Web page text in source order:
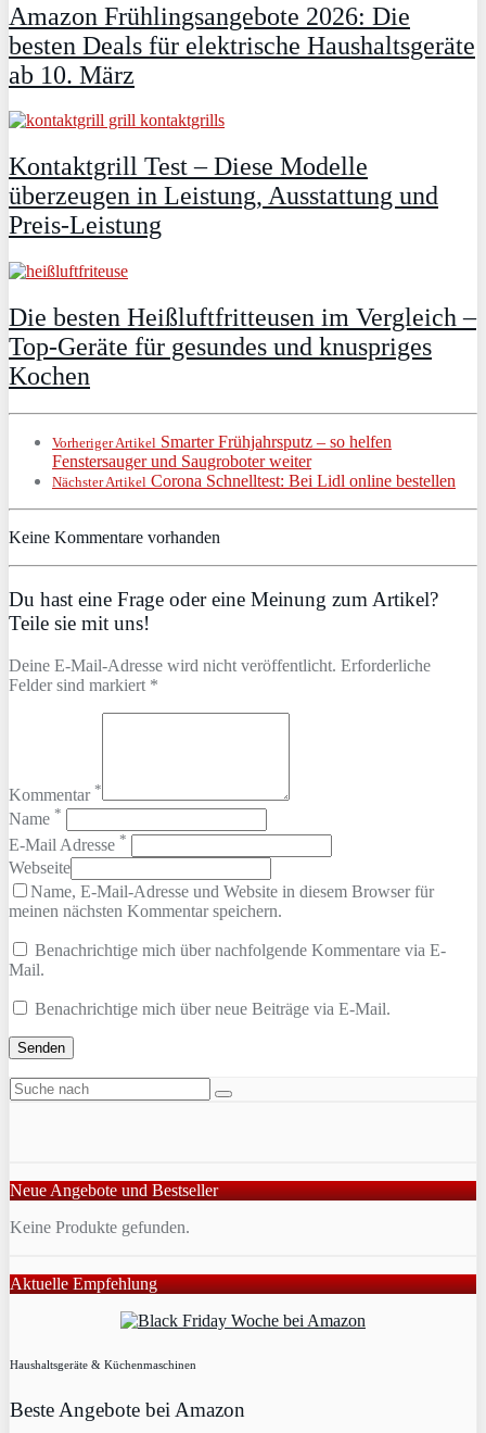
Amazon Frühlingsangebote 2026: Die
besten Deals für elektrische Haushaltsgeräte
ab 10. März
Kontaktgrill Test – Diese Modelle
überzeugen in Leistung, Ausstattung und
Preis-Leistung
Die besten Heißluftfritteusen im Vergleich –
Top-Geräte für gesundes und knuspriges
Kochen
Vorheriger Artikel Smarter Frühjahrsputz – so helfen
Fenstersauger und Saugroboter weiter
Nächster Artikel Corona Schnelltest: Bei Lidl online bestellen
Keine Kommentare vorhanden
Du hast eine Frage oder eine Meinung zum Artikel?
Teile sie mit uns!
Deine E-Mail-Adresse wird nicht veröffentlicht. Erforderliche
Felder sind markiert *
Kommentar *
Name *
E-Mail Adresse *
Webseite
Name, E-Mail-Adresse und Website in diesem Browser für
meinen nächsten Kommentar speichern.
Benachrichtige mich über nachfolgende Kommentare via E-
Mail.
Benachrichtige mich über neue Beiträge via E-Mail.
Neue Angebote und Bestseller
Keine Produkte gefunden.
Aktuelle Empfehlung
Haushaltsgeräte & Küchenmaschinen
Beste Angebote bei Amazon